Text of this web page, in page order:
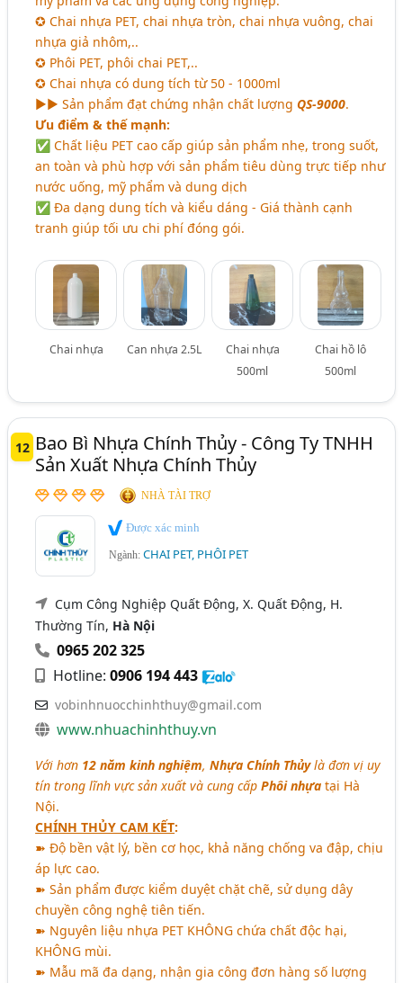
✪ Chai nhựa PET, chai nhựa tròn, chai nhựa vuông, chai
nhựa giả nhôm,..
✪ Phôi PET, phôi chai PET,..
✪ Chai nhựa có dung tích từ 50 - 1000ml
►► Sản phẩm đạt chứng nhận chất lượngQS-9000.
Ưu điểm & thế mạnh:
✅ Chất liệu PET cao cấp giúp sản phẩm nhẹ, trong suốt,
an toàn và phù hợp với sản phẩm tiêu dùng trực tiếp như
nước uống, mỹ phẩm và dung dịch
✅ Đa dạng dung tích và kiểu dáng - Giá thành cạnh
tranh giúp tối ưu chi phí đóng gói.
Chai nhựa Can nhựa 2.5L
Chai nhựa
500ml
Chai hồ lô
500ml
12 Bao Bì Nhựa Chính Thủy - Công Ty TNHH
Sản Xuất Nhựa Chính Thủy
NHÀ TÀI TRỢ
Được xác minh
Ngành:CHAI PET, PHÔI PET
Cụm Công Nghiệp Quất Động, X. Quất Động, H.
Thường Tín, Hà Nội
0965 202 325
Hotline:0906 194 443
vobinhnuocchinhthuy@gmail.com
www.nhuachinhthuy.vn
Với hơn 12 năm kinh nghiệm,Nhựa Chính Thủylà đơn vị uy
tín trong lĩnh vực sản xuất và cung cấpPhôi nhựa tại Hà
Nội.
CHÍNH THỦY CAM KẾT:
➽ Độ bền vật lý, bền cơ học, khả năng chống va đập, chịu
áp lực cao.
➽ Sản phẩm được kiểm duyệt chặt chẽ, sử dụng dây
chuyền công nghệ tiên tiến.
➽ Nguyên liệu nhựa PET KHÔNG chứa chất độc hại,
KHÔNG mùi.
➽ Mẫu mã đa dạng, nhận gia công đơn hàng số lượng